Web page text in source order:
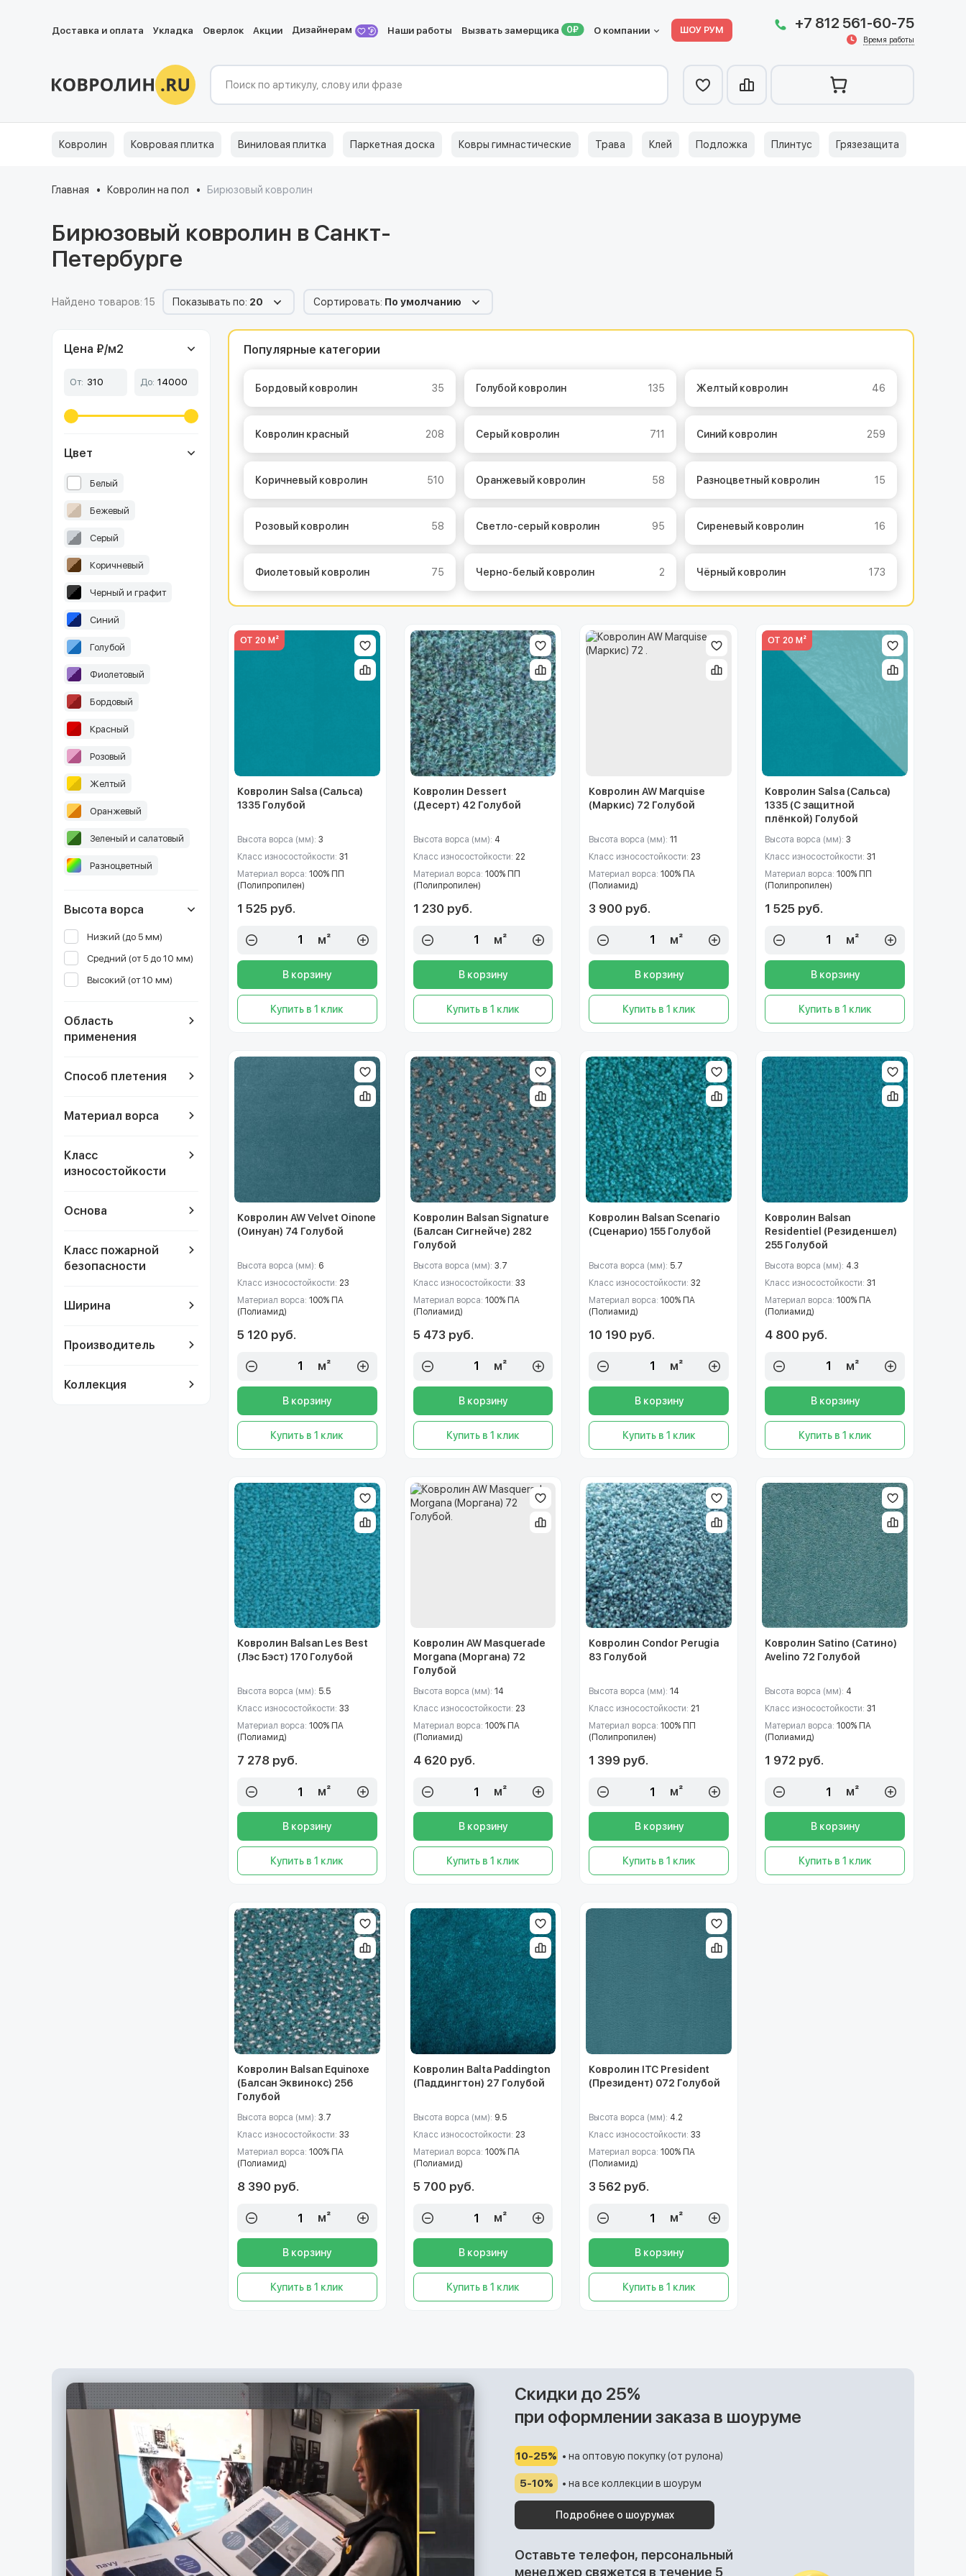
Доставка и оплата Укладка Оверлок Акции Дизайнерам Наши работы Вызвать замерщика О компании ШОУ РУМ +7 812 561-60-75
Время работы
Ковролин Ковровая плитка Виниловая плитка Паркетная доска Ковры гимнастические Трава Клей Подложка Плинтус Грязезащита
Главная Ковролин на пол Бирюзовый ковролин
Бирюзовый ковролин в Санкт-
Петербурге
Найдено товаров: 15 Показывать по: 20 Сортировать: По умолчанию
Цена ₽/м2
От: До:
Цвет
Белый
Бежевый
Серый
Коричневый
Черный и графит
Синий
Голубой
Фиолетовый
Бордовый
Красный
Розовый
Желтый
Оранжевый
Зеленый и салатовый
Разноцветный
Высота ворса
Низкий (до 5 мм)
Средний (от 5 до 10 мм)
Высокий (от 10 мм)
Область
применения
Способ плетения
Материал ворса
Класс
износостойкости
Основа
Класс пожарной
безопасности
Ширина
Производитель
Коллекция
Популярные категории
Бордовый ковролин 35 Голубой ковролин 135 Желтый ковролин 46
Ковролин красный 208 Серый ковролин 711 Синий ковролин 259
Коричневый ковролин 510 Оранжевый ковролин 58 Разноцветный ковролин 15
Розовый ковролин 58 Светло-серый ковролин 95 Сиреневый ковролин 16
Фиолетовый ковролин 75 Черно-белый ковролин 2 Чёрный ковролин 173
ОТ 20 М²
Ковролин Salsa (Сальса)
1335 Голубой
Высота ворса (мм): 3
Класс износостойкости: 31
Материал ворса: 100% ПП
(Полипропилен)
1 525 руб.
м²
В корзину
Купить в 1 клик
Ковролин Dessert
(Десерт) 42 Голубой
Высота ворса (мм): 4
Класс износостойкости: 22
Материал ворса: 100% ПП
(Полипропилен)
1 230 руб.
м²
В корзину
Купить в 1 клик
Ковролин AW Marquise
(Маркис) 72 Голубой
Высота ворса (мм):11
Класс износостойкости: 23
Материал ворса:100% ПА
(Полиамид)
3 900 руб.
м²
В корзину
Купить в 1 клик
ОТ 20 М²
Ковролин Salsa (Сальса)
1335 (C защитной
плёнкой) Голубой
Высота ворса (мм):3
Класс износостойкости:31
Материал ворса:100% ПП
(Полипропилен)
1 525 руб.
м²
В корзину
Купить в 1 клик
Ковролин AW Velvet Oinone
(Оинуан) 74 Голубой
Высота ворса (мм): 6
Класс износостойкости: 23
Материал ворса: 100% ПА
(Полиамид)
5 120 руб.
м²
В корзину
Купить в 1 клик
Ковролин Balsan Signature
(Балсан Сигнейче) 282
Голубой
Высота ворса (мм): 3.7
Класс износостойкости: 33
Материал ворса: 100% ПА
(Полиамид)
5 473 руб.
м²
В корзину
Купить в 1 клик
Ковролин Balsan Scenario
(Сценарио) 155 Голубой
Высота ворса (мм): 5.7
Класс износостойкости:32
Материал ворса:100% ПА
(Полиамид)
10 190 руб.
м²
В корзину
Купить в 1 клик
Ковролин Balsan
Residentiel (Резиденшел)
255 Голубой
Высота ворса (мм): 4.3
Класс износостойкости:31
Материал ворса:100% ПА
(Полиамид)
4 800 руб.
м²
В корзину
Купить в 1 клик
Ковролин Balsan Les Best
(Лэс Бэст) 170 Голубой
Высота ворса (мм): 5.5
Класс износостойкости: 33
Материал ворса: 100% ПА
(Полиамид)
7 278 руб.
м²
В корзину
Купить в 1 клик
Ковролин AW Masquerade
Morgana (Моргана) 72
Голубой
Высота ворса (мм): 14
Класс износостойкости: 23
Материал ворса: 100% ПА
(Полиамид)
4 620 руб.
м²
В корзину
Купить в 1 клик
Ковролин Condor Perugia
83 Голубой
Высота ворса (мм):14
Класс износостойкости: 21
Материал ворса:100% ПП
(Полипропилен)
1 399 руб.
м²
В корзину
Купить в 1 клик
Ковролин Satino (Сатино)
Avelino 72 Голубой
Высота ворса (мм): 4
Класс износостойкости:31
Материал ворса:100% ПА
(Полиамид)
1 972 руб.
м²
В корзину
Купить в 1 клик
Ковролин Balsan Equinoxe
(Балсан Эквинокс) 256
Голубой
Высота ворса (мм): 3.7
Класс износостойкости: 33
Материал ворса: 100% ПА
(Полиамид)
8 390 руб.
м²
В корзину
Купить в 1 клик
Ковролин Balta Paddington
(Паддингтон) 27 Голубой
Высота ворса (мм): 9.5
Класс износостойкости: 23
Материал ворса: 100% ПА
(Полиамид)
5 700 руб.
м²
В корзину
Купить в 1 клик
Ковролин ITC President
(Президент) 072 Голубой
Высота ворса (мм): 4.2
Класс износостойкости:33
Материал ворса:100% ПА
(Полиамид)
3 562 руб.
м²
В корзину
Купить в 1 клик
Скидки до 25%
при оформлении заказа в шоуруме
10-25% • на оптовую покупку (от рулона)
5-10% • на все коллекции в шоурум
Подробнее о шоурумах
Оставьте телефон, персональный
менеджер свяжется в течение 5